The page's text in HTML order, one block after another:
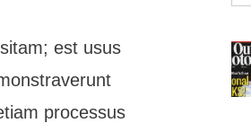
est usus
processus